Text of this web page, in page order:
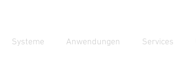
Systeme Anwendungen Services